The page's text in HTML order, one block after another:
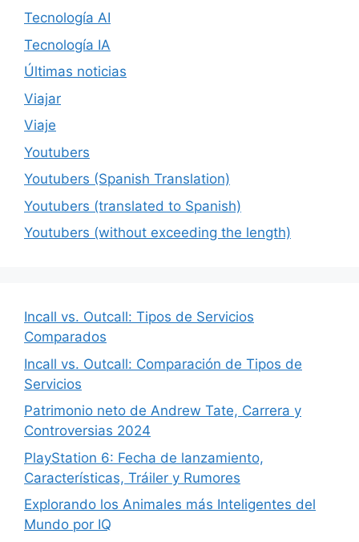
Tecnología AI
Tecnología IA
Últimas noticias
Viajar
Viaje
Youtubers
Youtubers (Spanish Translation)
Youtubers (translated to Spanish)
Youtubers (without exceeding the length)
Incall vs. Outcall: Tipos de Servicios
Comparados
Incall vs. Outcall: Comparación de Tipos de
Servicios
Patrimonio neto de Andrew Tate, Carrera y
Controversias 2024
PlayStation 6: Fecha de lanzamiento,
Características, Tráiler y Rumores
Explorando los Animales más Inteligentes del
Mundo por IQ